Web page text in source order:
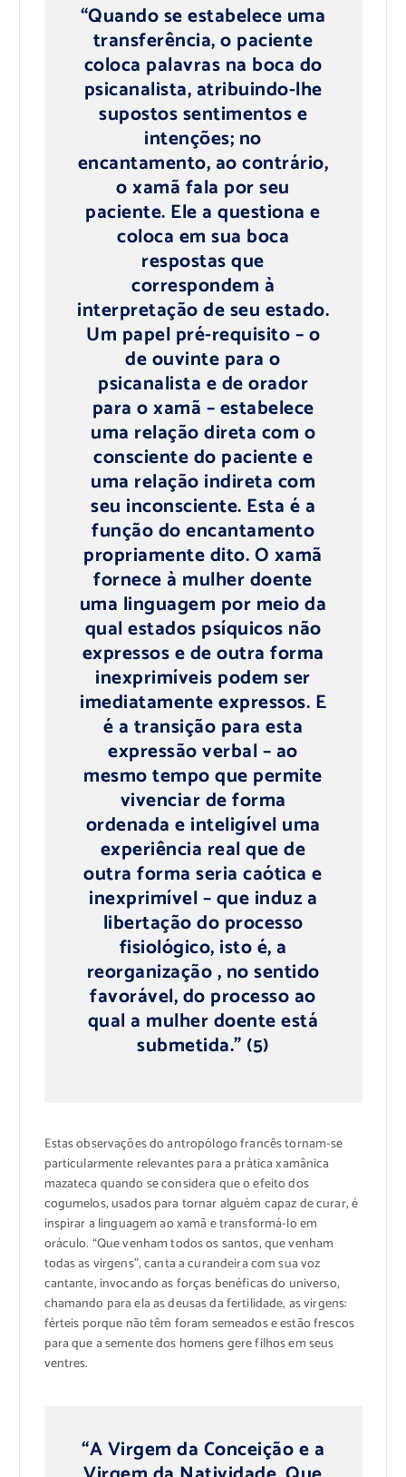
“Quando se estabelece uma
transferência, o paciente
coloca palavras na boca do
psicanalista, atribuindo-lhe
supostos sentimentos e
intenções; no
encantamento, ao contrário,
o xamã fala por seu
paciente. Ele a questiona e
coloca em sua boca
respostas que
correspondem à
interpretação de seu estado.
Um papel pré-requisito – o
de ouvinte para o
psicanalista e de orador
para o xamã – estabelece
uma relação direta com o
consciente do paciente e
uma relação indireta com
seu inconsciente. Esta é a
função do encantamento
propriamente dito. O xamã
fornece à mulher doente
uma linguagem por meio da
qual estados psíquicos não
expressos e de outra forma
inexprimíveis podem ser
imediatamente expressos. E
é a transição para esta
expressão verbal – ao
mesmo tempo que permite
vivenciar de forma
ordenada e inteligível uma
experiência real que de
outra forma seria caótica e
inexprimível – que induz a
libertação do processo
fisiológico, isto é, a
reorganização , no sentido
favorável, do processo ao
qual a mulher doente está
submetida.” (5)
Estas observações do antropólogo francês tornam-se
particularmente relevantes para a prática xamânica
mazateca quando se considera que o efeito dos
cogumelos, usados ​​para tornar alguém capaz de curar, é
inspirar a linguagem ao xamã e transformá-lo em
oráculo. “Que venham todos os santos, que venham
todas as virgens”, canta a curandeira com sua voz
cantante, invocando as forças benéficas do universo,
chamando para ela as deusas da fertilidade, as virgens:
férteis porque não têm foram semeados e estão frescos
para que a semente dos homens gere filhos em seus
ventres.
“A Virgem da Conceição e a